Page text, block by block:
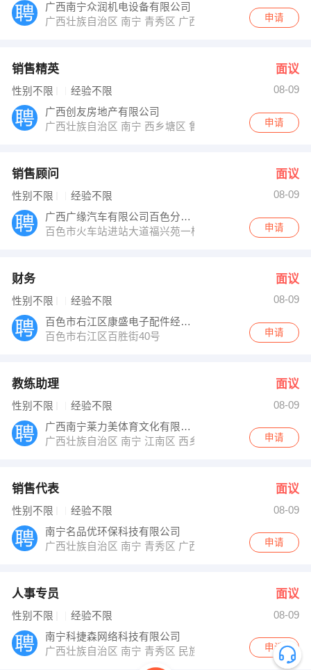
广西南宁众润机电设备有限公司
广西壮族自治区 南宁 青秀区 广西民族大道178号昊然风
申请
销售精英 面议
性别不限 经验不限
08-09
广西创友房地产有限公司
广西壮族自治区 南宁 西乡塘区 鲁班路东凯国际商业广场
申请
销售顾问 面议
性别不限 经验不限
08-09
广西广缘汽车有限公司百色分公司
百色市火车站进站大道福兴苑一楼
申请
财务 面议
性别不限 经验不限
08-09
百色市右江区康盛电子配件经营部
百色市右江区百胜街40号
申请
教练助理 面议
性别不限 经验不限
08-09
广西南宁莱力美体育文化有限公司
广西壮族自治区 南宁 江南区 西乡塘区明秀西路正恒国际
申请
销售代表 面议
性别不限 经验不限
08-09
南宁名品优环保科技有限公司
广西壮族自治区 南宁 青秀区 广西南宁青秀区金湖路52-1
申请
人事专员 面议
性别不限 经验不限
08-09
南宁科捷森网络科技有限公司
广西壮族自治区 南宁 青秀区 民族大道西江大厦 申请